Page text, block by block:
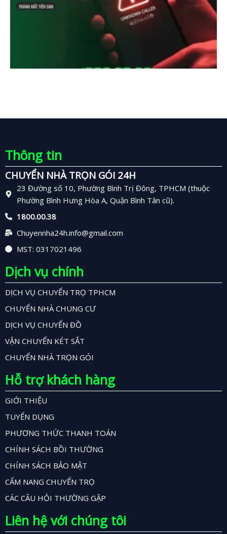
Thông tin
CHUYỂN NHÀ TRỌN GÓI 24H
23 Đường số 10, Phường Bình Trị Đông, TPHCM (thuộc
Phường Bình Hưng Hòa A, Quận Bình Tân cũ).
1800.00.38
Chuyennha24h.info@gmail.com
MST: 0317021496
Dịch vụ chính
DỊCH VỤ CHUYỂN TRỌ TPHCM
CHUYỂN NHÀ CHUNG CƯ
DỊCH VỤ CHUYỂN ĐỒ
VẬN CHUYỂN KÉT SẮT
CHUYỂN NHÀ TRỌN GÓI
Hỗ trợ khách hàng
GIỚI THIỆU
TUYỂN DỤNG
PHƯƠNG THỨC THANH TOÁN
CHÍNH SÁCH BỒI THƯỜNG
CHÍNH SÁCH BẢO MẬT
CẨM NANG CHUYỂN TRỌ
CÁC CÂU HỎI THƯỜNG GẶP
Liên hệ với chúng tôi